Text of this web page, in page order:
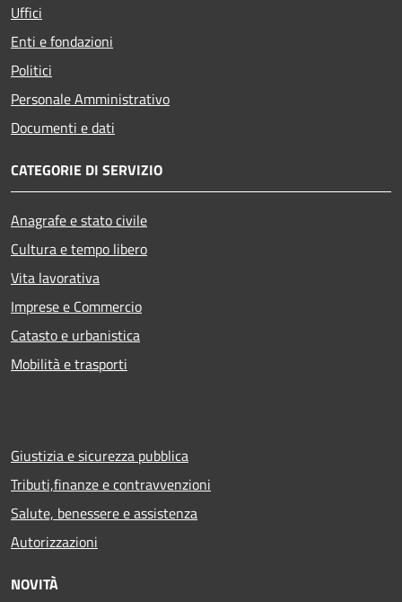
Uffici
Enti e fondazioni
Politici
Personale Amministrativo
Documenti e dati
CATEGORIE DI SERVIZIO
Anagrafe e stato civile
Cultura e tempo libero
Vita lavorativa
Imprese e Commercio
Catasto e urbanistica
Mobilità e trasporti
Giustizia e sicurezza pubblica
Tributi,finanze e contravvenzioni
Salute, benessere e assistenza
Autorizzazioni
NOVITÀ